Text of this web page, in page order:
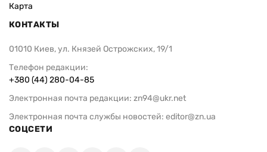
Карта
КОНТАКТЫ
01010 Киев, ул. Князей Острожских, 19/1
Телефон редакции:
+380 (44) 280-04-85
Электронная почта редакции: zn94@ukr.net
Электронная почта службы новостей: editor@zn.ua
СОЦСЕТИ